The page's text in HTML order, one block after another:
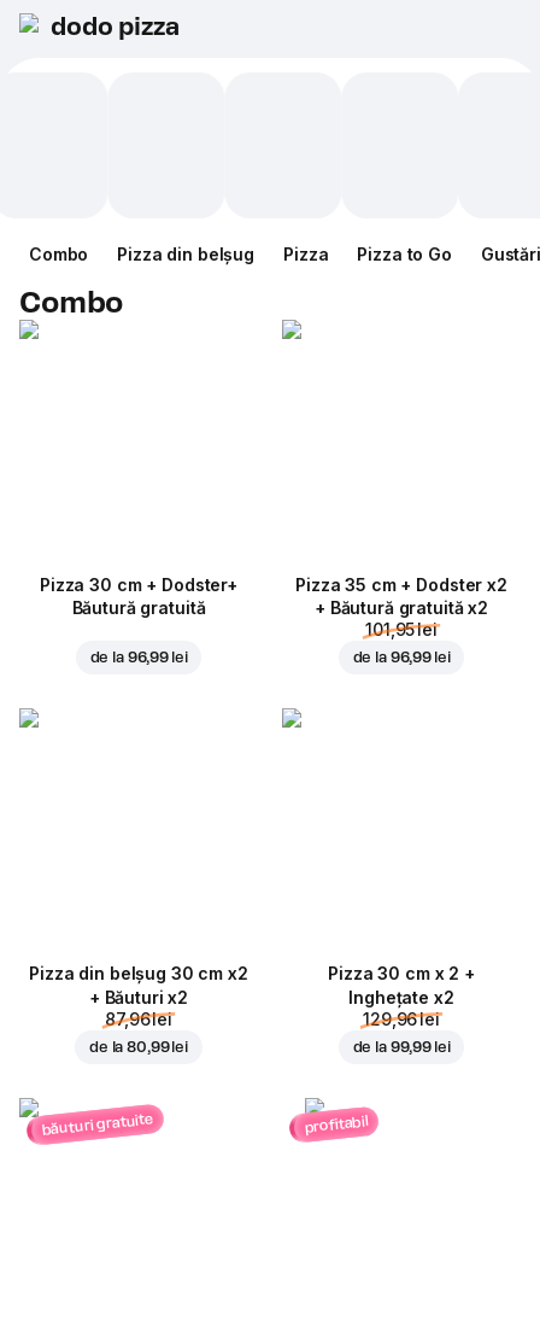
dodo pizza
Combo Pizza din belșug Pizza Pizza to Go Gustări
Combo
Pizza 30 cm + Dodster+
Băutură gratuită
de la 96,99 lei
Pizza 35 cm + Dodster x2
+ Băutură gratuită x2
101,95 lei
de la 96,99 lei
Pizza din belșug 30 cm x2
+ Băuturi x2
87,96 lei
de la80,99 lei
Pizza 30 cm x 2 +
Inghețate x2
129,96 lei
de la 99,99 lei
băuturi gratuite profitabil